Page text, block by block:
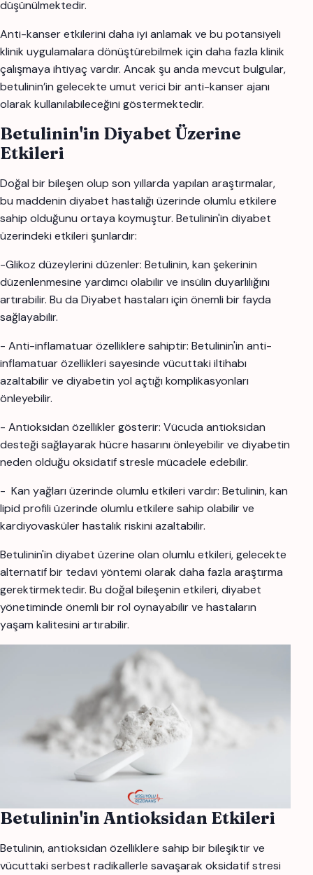
düşünülmektedir.
Anti-kanser etkilerini daha iyi anlamak ve bu potansiyeli
klinik uygulamalara dönüştürebilmek için daha fazla klinik
çalışmaya ihtiyaç vardır. Ancak şu anda mevcut bulgular,
betulinin’in gelecekte umut verici bir anti-kanser ajanı
olarak kullanılabileceğini göstermektedir.
Betulinin'in Diyabet Üzerine
Etkileri
Doğal bir bileşen olup son yıllarda yapılan araştırmalar,
bu maddenin diyabet hastalığı üzerinde olumlu etkilere
sahip olduğunu ortaya koymuştur. Betulinin'in diyabet
üzerindeki etkileri şunlardır:
-Glikoz düzeylerini düzenler: Betulinin, kan şekerinin
düzenlenmesine yardımcı olabilir ve insülin duyarlılığını
artırabilir. Bu da Diyabet hastaları için önemli bir fayda
sağlayabilir.
- Anti-inflamatuar özelliklere sahiptir: Betulinin'in anti-
inflamatuar özellikleri sayesinde vücuttaki iltihabı
azaltabilir ve diyabetin yol açtığı komplikasyonları
önleyebilir.
- Antioksidan özellikler gösterir: Vücuda antioksidan
desteği sağlayarak hücre hasarını önleyebilir ve diyabetin
neden olduğu oksidatif stresle mücadele edebilir.
- Kan yağları üzerinde olumlu etkileri vardır: Betulinin, kan
lipid profili üzerinde olumlu etkilere sahip olabilir ve
kardiyovasküler hastalık riskini azaltabilir.
Betulinin'in diyabet üzerine olan olumlu etkileri, gelecekte
alternatif bir tedavi yöntemi olarak daha fazla araştırma
gerektirmektedir. Bu doğal bileşenin etkileri, diyabet
yönetiminde önemli bir rol oynayabilir ve hastaların
yaşam kalitesini artırabilir.
Betulinin'in Antioksidan Etkileri
Betulinin, antioksidan özelliklere sahip bir bileşiktir ve
vücuttaki serbest radikallerle savaşarak oksidatif stresi